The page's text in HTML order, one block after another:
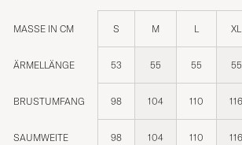
MASSE IN CM S M L XL
ÄRMELLÄNGE 53 55 55 55
BRUSTUMFANG 98 104 110 116
SAUMWEITE 98 104 110 116